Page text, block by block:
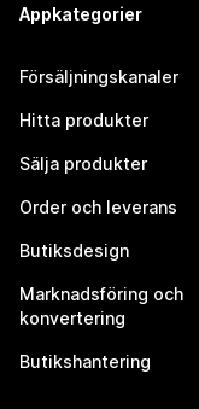
Appkategorier
Försäljningskanaler
Hitta produkter
Sälja produkter
Order och leverans
Butiksdesign
Marknadsföring och
konvertering
Butikshantering